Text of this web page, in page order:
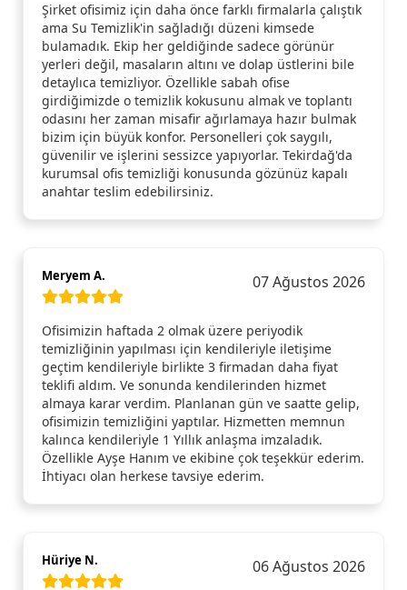
Şirket ofisimiz için daha önce farklı firmalarla çalıştık
ama Su Temizlik'in sağladığı düzeni kimsede
bulamadık. Ekip her geldiğinde sadece görünür
yerleri değil, masaların altını ve dolap üstlerini bile
detaylıca temizliyor. Özellikle sabah ofise
girdiğimizde o temizlik kokusunu almak ve toplantı
odasını her zaman misafir ağırlamaya hazır bulmak
bizim için büyük konfor. Personelleri çok saygılı,
güvenilir ve işlerini sessizce yapıyorlar. Tekirdağ'da
kurumsal ofis temizliği konusunda gözünüz kapalı
anahtar teslim edebilirsiniz.
Meryem A. 07 Ağustos 2026
Ofisimizin haftada 2 olmak üzere periyodik
temizliğinin yapılması için kendileriyle iletişime
geçtim kendileriyle birlikte 3 firmadan daha fiyat
teklifi aldım. Ve sonunda kendilerinden hizmet
almaya karar verdim. Planlanan gün ve saatte gelip,
ofisimizin temizliğini yaptılar. Hizmetten memnun
kalınca kendileriyle 1 Yıllık anlaşma imzaladık.
Özellikle Ayşe Hanım ve ekibine çok teşekkür ederim.
İhtiyacı olan herkese tavsiye ederim.
Hüriye N. 06 Ağustos 2026